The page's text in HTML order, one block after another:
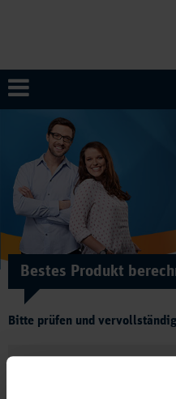
Bestes Produkt
Bitte prüfen und